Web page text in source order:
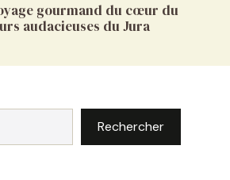
gourmand du cœur du
audacieuses du Jura
Rechercher